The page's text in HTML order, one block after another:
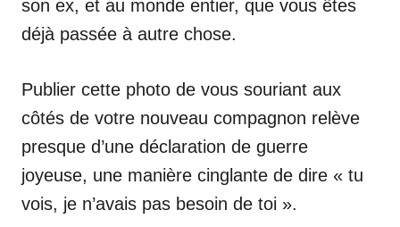
son ex, et au monde entier, que vous êtes
déjà passée à autre chose.
Publier cette photo de vous souriant aux
côtés de votre nouveau compagnon relève
presque d’une déclaration de guerre
joyeuse, une manière cinglante de dire « tu
vois, je n’avais pas besoin de toi ».